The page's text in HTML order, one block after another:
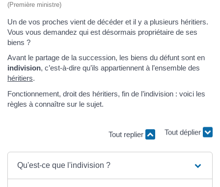
(Première ministre)
Un de vos proches vient de décéder et il y a plusieurs héritiers.
Vous vous demandez qui est désormais propriétaire de ses
biens ?
Avant le partage de la succession, les biens du défunt sont en
indivision, c’est-à-dire qu’ils appartiennent à l’ensemble des
héritiers.
Fonctionnement, droit des héritiers, fin de l’indivision : voici les
règles à connaître sur le sujet.
Tout replier Tout déplier
Qu'est-ce que l'indivision ?